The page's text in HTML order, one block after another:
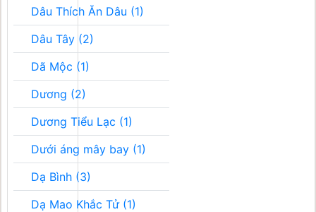
Dâu Thích Ăn Dâu (1)
Dâu Tây (2)
Dã Mộc (1)
Dương (2)
Dương Tiểu Lạc (1)
Dưới áng mây bay (1)
Dạ Bình (3)
Dạ Mao Khắc Tử (1)